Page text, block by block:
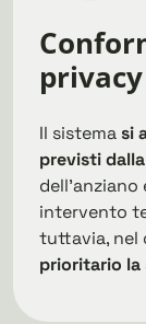
privacy
Il sistemasi
previsti
intervento
tuttavia, nel
prioritario la